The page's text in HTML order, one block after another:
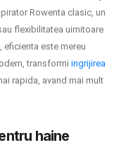
Rowenta clasic, un
flexibilitatea uimitoare
eficienta este mereu
transformi ingrijirea
rapida, avand mai mult
haine